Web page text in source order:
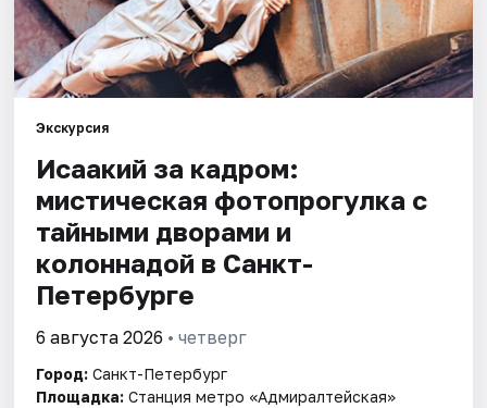
Спорт
События
Города
Площадки
Артисты
Рейтинги
Экскурсия
Исаакий за кадром:
мистическая фотопрогулка с
тайными дворами и
колоннадой в Санкт-
Петербурге
6 августа 2026 • четверг
Город: Санкт-Петербург
Площадка: Станция метро «Адмиралтейская»